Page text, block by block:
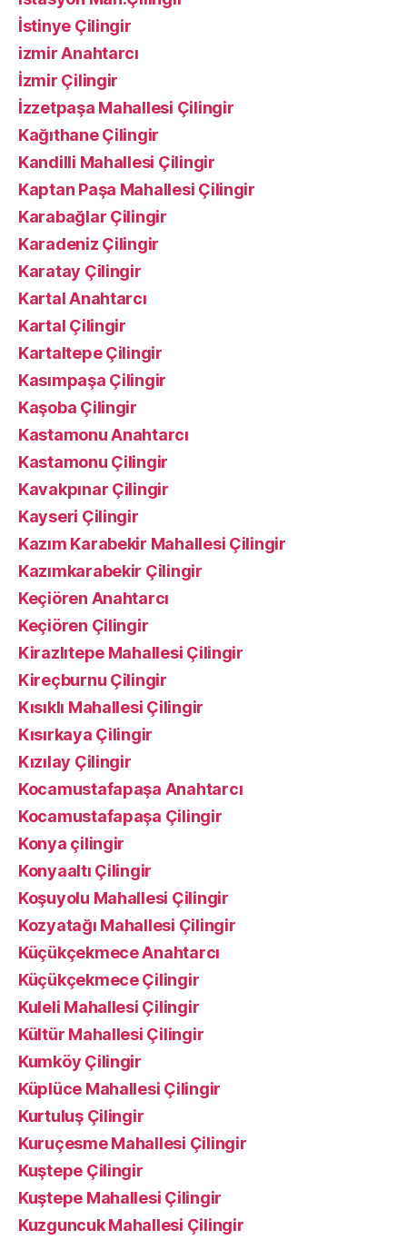
İstinye Çilingir
izmir Anahtarcı
İzmir Çilingir
İzzetpaşa Mahallesi Çilingir
Kağıthane Çilingir
Kandilli Mahallesi Çilingir
Kaptan Paşa Mahallesi Çilingir
Karabağlar Çilingir
Karadeniz Çilingir
Karatay Çilingir
Kartal Anahtarcı
Kartal Çilingir
Kartaltepe Çilingir
Kasımpaşa Çilingir
Kaşoba Çilingir
Kastamonu Anahtarcı
Kastamonu Çilingir
Kavakpınar Çilingir
Kayseri Çilingir
Kazım Karabekir Mahallesi Çilingir
Kazımkarabekir Çilingir
Keçiören Anahtarcı
Keçiören Çilingir
Kirazlıtepe Mahallesi Çilingir
Kireçburnu Çilingir
Kısıklı Mahallesi Çilingir
Kısırkaya Çilingir
Kızılay Çilingir
Kocamustafapaşa Anahtarcı
Kocamustafapaşa Çilingir
Konya çilingir
Konyaaltı Çilingir
Koşuyolu Mahallesi Çilingir
Kozyatağı Mahallesi Çilingir
Küçükçekmece Anahtarcı
Küçükçekmece Çilingir
Kuleli Mahallesi Çilingir
Kültür Mahallesi Çilingir
Kumköy Çilingir
Küplüce Mahallesi Çilingir
Kurtuluş Çilingir
Kuruçesme Mahallesi Çilingir
Kuştepe Çilingir
Kuştepe Mahallesi Çilingir
Kuzguncuk Mahallesi Çilingir